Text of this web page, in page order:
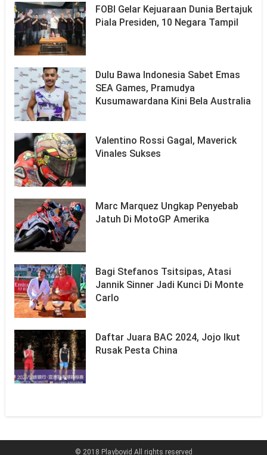
FOBI Gelar Kejuaraan Dunia Bertajuk
Piala Presiden, 10 Negara Tampil
Dulu Bawa Indonesia Sabet Emas
SEA Games, Pramudya
Kusumawardana Kini Bela Australia
Valentino Rossi Gagal, Maverick
Vinales Sukses
Marc Marquez Ungkap Penyebab
Jatuh Di MotoGP Amerika
Bagi Stefanos Tsitsipas, Atasi
Jannik Sinner Jadi Kunci Di Monte
Carlo
Daftar Juara BAC 2024, Jojo Ikut
Rusak Pesta China
© 2018 Playboyid All rights reserved